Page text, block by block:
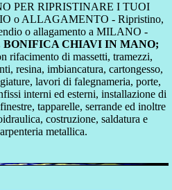
PER RIPRISTINARE I TUOI
o ALLAGAMENTO - Ripristino,
o allagamento a MILANO -
CHIAVI IN MANO;
rifacimento di massetti, tramezzi,
resina, imbiancatura, cartongesso,
lavori di falegnameria, porte,
interni ed esterni, installazione di
tapparelle, serrande ed inoltre
costruzione, saldatura e
metallica.